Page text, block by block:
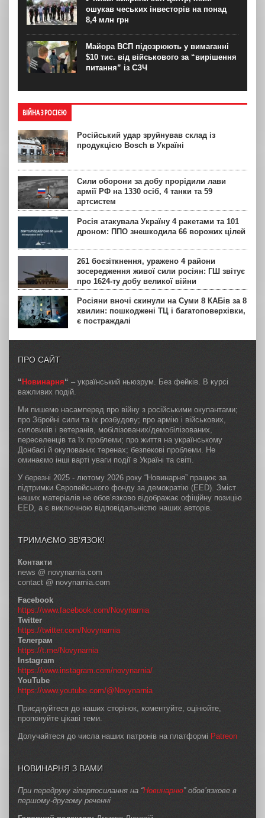
ошукав чеських інвесторів на понад
8,4 млн грн
Майора ВСП підозрюють у вимаганні
$10 тис. від військового за “вирішення
питання” із СЗЧ
ВІЙНА З РОСІЄЮ
Російський удар зруйнував склад із
продукцією Bosch в Україні
Сили оборони за добу прорідили лави
армії РФ на 1330 осіб, 4 танки та 59
артсистем
Росія атакувала Україну 4 ракетами та 101
дроном: ППО знешкодила 66 ворожих цілей
261 боєзіткнення, уражено 4 райони
зосередження живої сили росіян: ГШ звітує
про 1624-ту добу великої війни
Росіяни вночі скинули на Суми 8 КАБів за 8
хвилин: пошкоджені ТЦ і багатоповерхівки,
є постраждалі
ПРО САЙТ
“ Новинарня“ – український ньюзрум. Без фейків. В курсі
важливих подій.
Ми пишемо насамперед про війну з російськими окупантами;
про Збройні сили та їх розбудову; про армію і військових,
силовиків і ветеранів, мобілізованих/демобілізованих,
переселенців та їх проблеми; про життя на українському
Донбасі й окупованих теренах; безпекові проблеми. Не
оминаємо інші варті уваги події в Україні та світі.
У березні 2025 - лютому 2026 року “Новинарня” працює за
підтримки Європейського фонду за демократію (EED). Зміст
наших матеріалів не обов’язково відображає офіційну позицію
EED, а є виключною відповідальністю наших авторів.
ТРИМАЄМО ЗВ’ЯЗОК!
Контакти
news @ novynarnia.com
contact @ novynarnia.com
Facebook
https://www.facebook.com/Novynarnia
Twitter
https://twitter.com/Novynarnia
Телеграм
https://t.me/Novynarnia
Instagram
https://www.instagram.com/novynarnia/
YouTube
https://www.youtube.com/@Novynarnia
Приєднуйтеся до наших сторінок, коментуйте, оцінюйте,
пропонуйте цікаві теми.
Долучайтеся до числа наших патронів на платформі Patreon
НОВИНАРНЯ З ВАМИ
При передруку гіперпосилання на “Новинарню” обов’язкове в
першому-другому реченні